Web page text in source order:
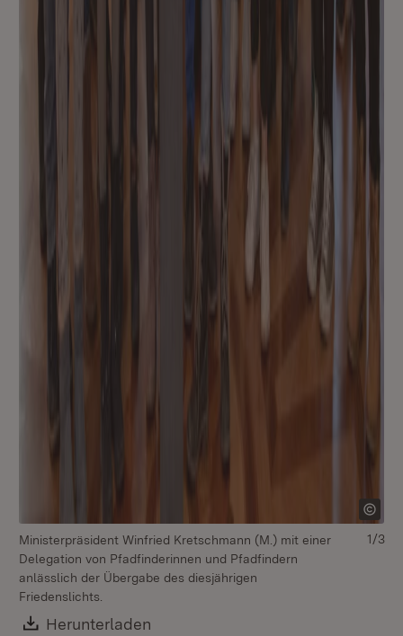
Ministerpräsident Winfried Kretschmann (M.) mit einer
Delegation von Pfadfinderinnen und Pfadfindern
anlässlich der Übergabe des diesjährigen
Friedenslichts.
Download:
Herunterladen
1/3